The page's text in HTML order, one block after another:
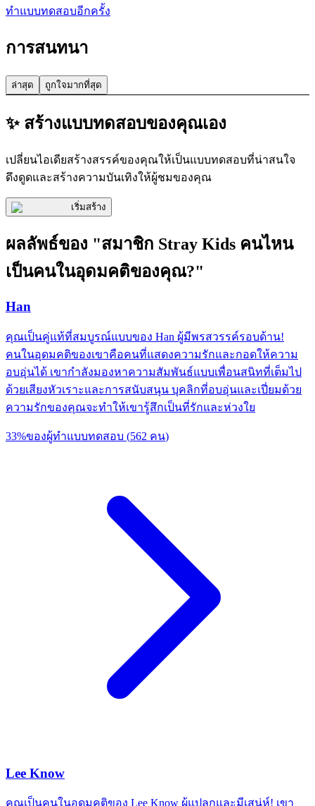
ทำแบบทดสอบอีกครั้ง
การสนทนา
ล่าสุด ถูกใจมากที่สุด
✨ สร้างแบบทดสอบของคุณเอง
เปลี่ยนไอเดียสร้างสรรค์ของคุณให้เป็นแบบทดสอบที่น่าสนใจ
ดึงดูดและสร้างความบันเทิงให้ผู้ชมของคุณ
เริ่มสร้าง
ผลลัพธ์ของ "สมาชิก Stray Kids คนไหน
เป็นคนในอุดมคติของคุณ?"
Han
คุณเป็นคู่แท้ที่สมบูรณ์แบบของ Han ผู้มีพรสวรรค์รอบด้าน!
คนในอุดมคติของเขาคือคนที่แสดงความรักและกอดให้ความ
อบอุ่นได้ เขากำลังมองหาความสัมพันธ์แบบเพื่อนสนิทที่เต็มไป
ด้วยเสียงหัวเราะและการสนับสนุน บุคลิกที่อบอุ่นและเปี่ยมด้วย
ความรักของคุณจะทำให้เขารู้สึกเป็นที่รักและห่วงใย
33%ของผู้ทำแบบทดสอบ (562 คน)
Lee Know
คุณเป็นคนในอุดมคติของ Lee Know ผู้แปลกและมีเสน่ห์! เขา